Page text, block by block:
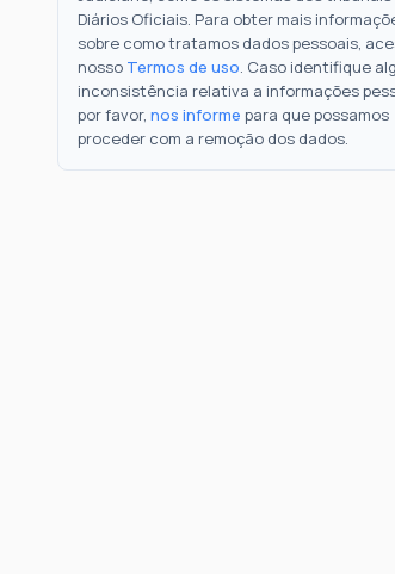
Diários Oficiais. Para obter mais
sobre como tratamos dados pessoais,
nosso Termos de uso. Caso identifique
inconsistência relativa a informações
por favor, nos informe para que possamos
proceder com a remoção dos dados.